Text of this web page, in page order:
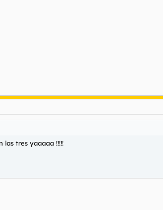
las tres yaaaaa !!!!!